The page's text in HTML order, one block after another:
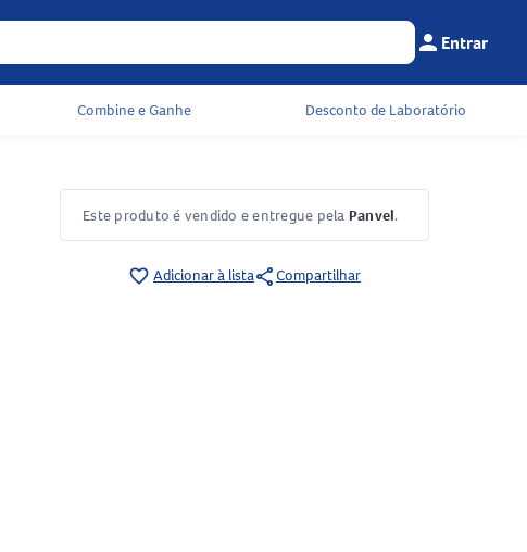
Menu do
person Entrar
Combine e Ganhe Desconto de Laboratório
Este produto é vendido e entregue pela Panvel.
favorite_border Adicionar à listashareCompartilhar